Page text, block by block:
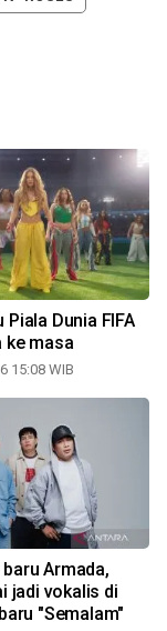
Piala Dunia FIFA
ke masa
15:08 WIB
Armada,
jadi vokalis di
"Semalam"